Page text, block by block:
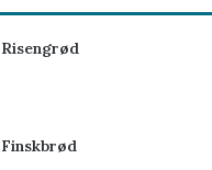
Risengrød
Finskbrød